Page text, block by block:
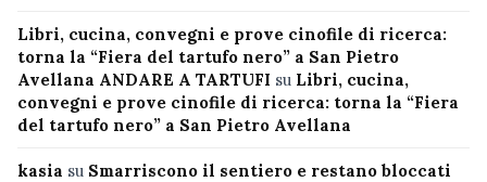
Libri, cucina, convegni e prove cinofile di ricerca:
torna la “Fiera del tartufo nero” a San Pietro
Avellana ANDARE A TARTUFI su Libri, cucina,
convegni e prove cinofile di ricerca: torna la “Fiera
del tartufo nero” a San Pietro Avellana
kasia su Smarriscono il sentiero e restano bloccati